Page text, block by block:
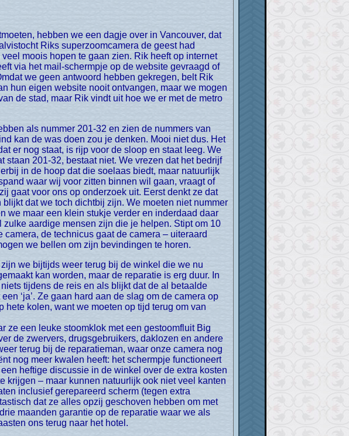
Riks superzoomcamera de geest had
moois hopen te gaan zien. Rik heeft op internet
via het mail-schermpje op de website gevraagd of
we geen antwoord hebben gekregen, belt Rik
hun eigen website nooit ontvangen, maar we mogen
de stad, maar Rik vindt uit hoe we er met de metro
kan de was doen zou je denken. Mooi niet dus. Het
er nog staat, is rijp voor de sloop en staat leeg. We
201-32, bestaat niet. We vrezen dat het bedrijf
in de hoop dat die soelaas biedt, maar natuurlijk
waar wij voor zitten binnen wil gaan, vraagt of
gaat voor ons op onderzoek uit. Eerst denkt ze dat
dat we toch dichtbij zijn. We moeten niet nummer
we maar een klein stukje verder en inderdaad daar
aardige mensen zijn die je helpen. Stipt om 10
de technicus gaat de camera – uiteraard
we bellen om zijn bevindingen te horen.
kan worden, maar de reparatie is erg duur. In
tijdens de reis en als blijkt dat de al betaalde
‘ja’. Ze gaan hard aan de slag om de camera op
kolen, want we moeten op tijd terug om van
ze een leuke stoomklok met een gestoomfluit Big
de zwervers, drugsgebruikers, daklozen en andere
terug bij de reparatieman, waar onze camera nog
nog meer kwalen heeft: het schermpje functioneert
heftige discussie in de winkel over de extra kosten
krijgen – maar kunnen natuurlijk ook niet veel kanten
inclusief gerepareerd scherm (tegen extra
dat ze alles opzij geschoven hebben om met
maanden garantie op de reparatie waar we als
ons terug naar het hotel.